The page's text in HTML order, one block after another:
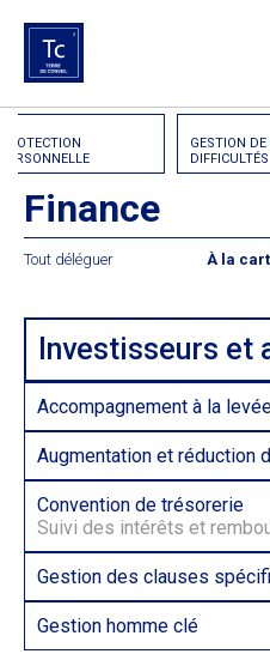
PROTECTION
PERSONNELLE
GESTION DE
DIFFICULTÉS
Finance
Tout déléguer À la
Investisseurs et
Accompagnement à la
Augmentation et réduction
Convention de trésorerie
Suivi des intérêts et
Gestion des clauses
Gestion homme clé